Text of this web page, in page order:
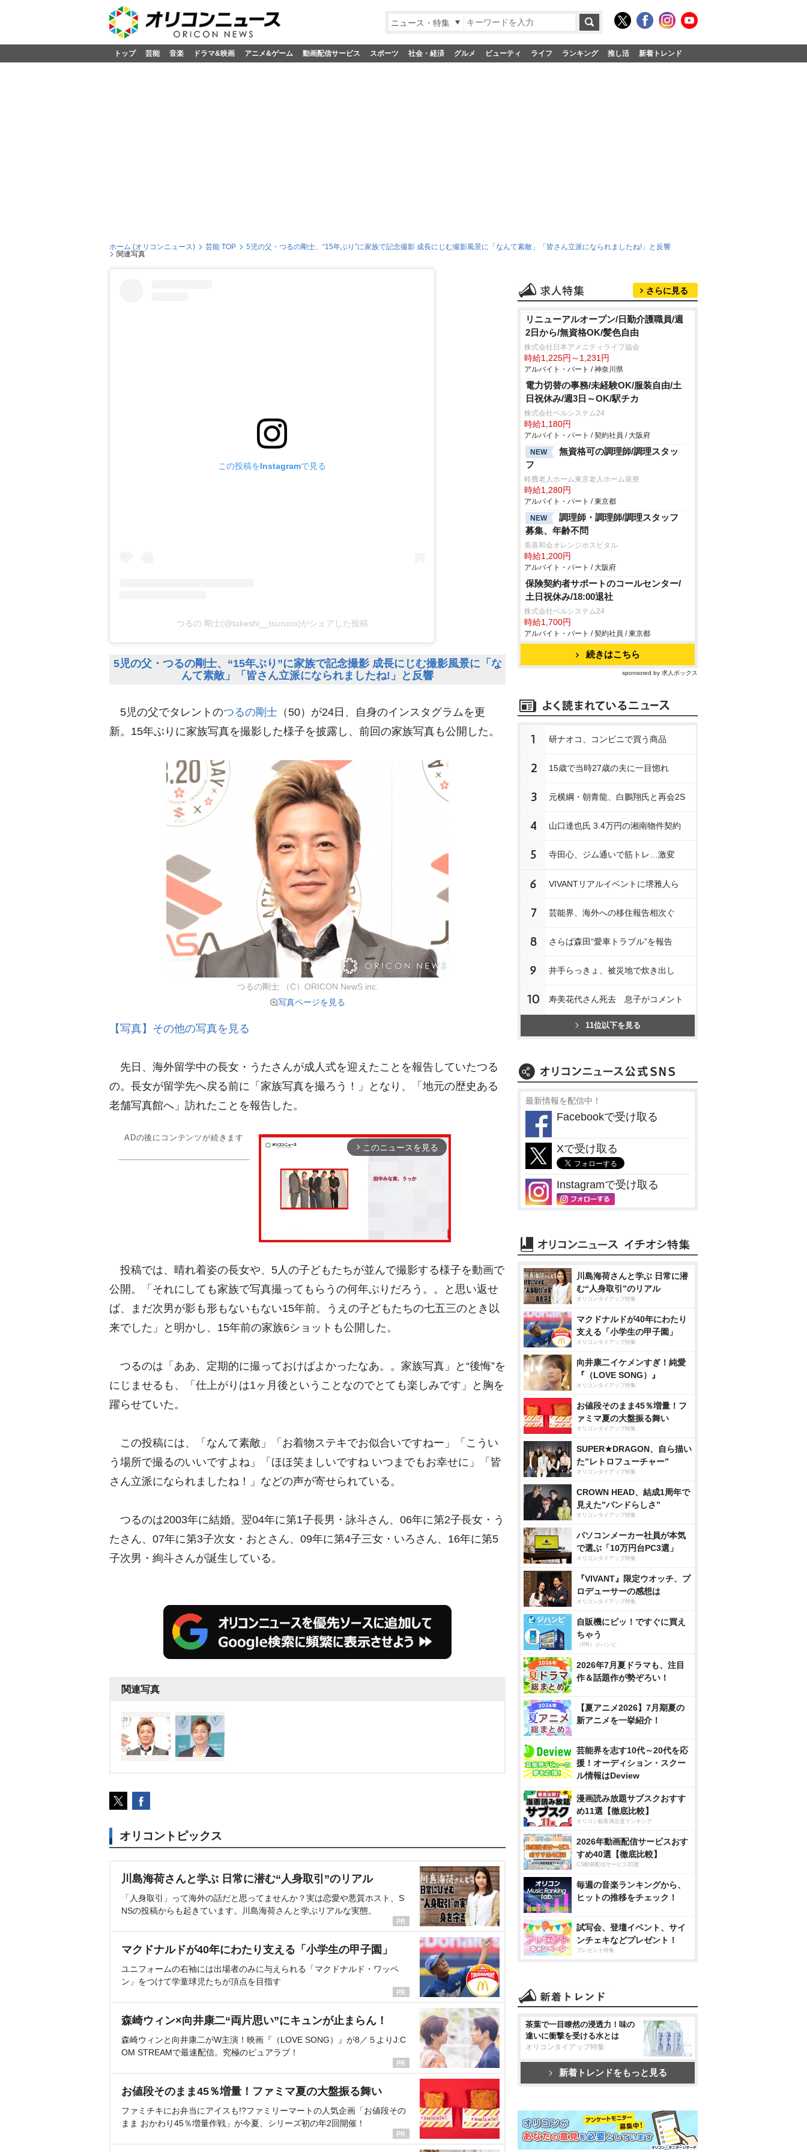
ニュース・特集
トップ 芸能 音楽 ドラマ&映画 アニメ&ゲーム 動画配信サービス スポーツ 社会・経済 グルメ ビューティ ライフ ランキング 推し活 新着トレンド
ホーム (オリコンニュース) 芸能 TOP
5児の父・つるの剛士、“15年ぶり”に家族で記念撮影 成長にじむ撮影風景に「なんて素敵」「皆さん立派になられましたね!」と反響
関連写真
この投稿をInstagramで見る
つるの 剛士(@takeshi__tsuruno)がシェアした投稿
5児の父・つるの剛士、“15年ぶり”に家族で記念撮影 成長にじむ撮影風景に「な
んて素敵」「皆さん立派になられましたね!」と反響
5児の父でタレントのつるの剛士 （50）が24日、自身のインスタグラムを更
新。15年ぶりに家族写真を撮影した様子を披露し、前回の家族写真も公開した。
つるの剛士 （C）ORICON NewS inc.
写真ページを見る
【写真】その他の写真を見る
先日、海外留学中の長女・うたさんが成人式を迎えたことを報告していたつる
の。長女が留学先へ戻る前に「家族写真を撮ろう！」となり、「地元の歴史ある
老舗写真館へ」訪れたことを報告した。
ADの後にコンテンツが続きます
arrow_forward_ios このニュースを見る
M
投稿では、晴れ着姿の長女や、5人の子どもたちが並んで撮影する様子を動画で
公開。「それにしても家族で写真撮ってもらうの何年ぶりだろう。。と思い返せ
ば、まだ次男が影も形もないもない15年前。うえの子どもたちの七五三のとき以
来でした」と明かし、15年前の家族6ショットも公開した。
つるのは「ああ、定期的に撮っておけばよかったなあ。。家族写真」と“後悔”を
にじませるも、「仕上がりは1ヶ月後ということなのでとても楽しみです」と胸を
躍らせていた。
この投稿には、「なんて素敵」「お着物ステキでお似合いですねー」「こうい
う場所で撮るのいいですよね」「ほほ笑ましいですね いつまでもお幸せに」「皆
さん立派になられましたね！」などの声が寄せられている。
つるのは2003年に結婚。翌04年に第1子長男・詠斗さん、06年に第2子長女・う
たさん、07年に第3子次女・おとさん、09年に第4子三女・いろさん、16年に第5
子次男・絢斗さんが誕生している。
関連写真
オリコントピックス
川島海荷さんと学ぶ 日常に潜む“人身取引”のリアル
「人身取引」って海外の話だと思ってませんか？実は恋愛や悪質ホスト、S
NSの投稿からも起きています。川島海荷さんと学ぶリアルな実態。
マクドナルドが40年にわたり支える「小学生の甲子園」
ユニフォームの右袖には出場者のみに与えられる「マクドナルド・ワッペ
ン」をつけて学童球児たちが頂点を目指す
森崎ウィン×向井康二“両片思い”にキュンが止まらん！
森崎ウィンと向井康二がW主演！映画『（LOVE SONG）』が8／５よりJ:C
OM STREAMで最速配信。究極のピュアラブ！
お値段そのまま45％増量！ファミマ夏の大盤振る舞い
ファミチキにお弁当にアイスも!?ファミリーマートの人気企画「お値段その
まま おかわり45％増量作戦」が今夏、シリーズ初の年2回開催！
さらに見る
リニューアルオープン/日勤介護職員/週
2日から/無資格OK/髪色自由
株式会社日本アメニティライフ協会
時給1,225円～1,231円
アルバイト・パート / 神奈川県
電力切替の事務/未経験OK/服装自由/土
日祝休み/週3日～OK/駅チカ
株式会社ベルシステム24
時給1,180円
アルバイト・パート / 契約社員 / 大阪府
NEW
無資格可の調理師/調理スタッ
フ
軽費老人ホーム東京老人ホーム泉寮
時給1,280円
アルバイト・パート / 東京都
NEW
調理師・調理師/調理スタッフ
募集、年齢不問
美喜和会オレンジホスピタル
時給1,200円
アルバイト・パート / 大阪府
保険契約者サポートのコールセンター/
土日祝休み/18:00退社
株式会社ベルシステム24
時給1,700円
アルバイト・パート / 契約社員 / 東京都
続きはこちら
sponsored by 求人ボックス
1 研ナオコ、コンビニで買う商品
2 15歳で当時27歳の夫に一目惚れ
3 元横綱・朝青龍、白鵬翔氏と再会2S
4 山口達也氏 3.4万円の湘南物件契約
5 寺田心、ジム通いで筋トレ…激変
6 VIVANTリアルイベントに堺雅人ら
7 芸能界、海外への移住報告相次ぐ
8 さらば森田“愛車トラブル”を報告
9 井手らっきょ、被災地で炊き出し
10 寿美花代さん死去 息子がコメント
11位以下を見る
最新情報を配信中！
Facebookで受け取る
Xで受け取る
Instagramで受け取る
川島海荷さんと学ぶ 日常に潜
む“人身取引”のリアル
オリコンタイアップ特集
マクドナルドが40年にわたり
支える「小学生の甲子園」
オリコンタイアップ特集
向井康二イケメンすぎ！純愛
『（LOVE SONG）』
オリコンタイアップ特集
お値段そのまま45％増量！フ
ァミマ夏の大盤振る舞い
オリコンタイアップ特集
SUPER★DRAGON、自ら描い
た”レトロフューチャー”
オリコンタイアップ特集
CROWN HEAD、結成1周年で
見えた”バンドらしさ”
オリコンタイアップ特集
パソコンメーカー社員が本気
で選ぶ「10万円台PC3選」
オリコンタイアップ特集
『VIVANT』限定ウオッチ、プ
ロデューサーの感想は
オリコンタイアップ特集
自販機にピッ！ですぐに買え
ちゃう
（PR）ジハンピ
2026年7月夏ドラマも、注目
作＆話題作が勢ぞろい！
【夏アニメ2026】7月期夏の
新アニメを一挙紹介！
芸能界を志す10代～20代を応
援！オーディション・スクー
ル情報はDeview
漫画読み放題サブスクおすす
め11選【徹底比較】
オリコン顧客満足度ランキング
2026年動画配信サービスおす
すめ40選【徹底比較】
CS動画配信サービス20選
毎週の音楽ランキングから、
ヒットの推移をチェック！
試写会、登壇イベント、サイ
ンチェキなどプレゼント！
プレゼント特集
茶葉で一目瞭然の浸透力！味の
違いに衝撃を受ける水とは
オリコンタイアップ特集
新着トレンドをもっと見る